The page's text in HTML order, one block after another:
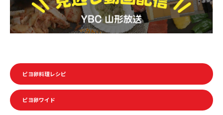
ピヨ卵料理レシピ
ピヨ卵ワイド